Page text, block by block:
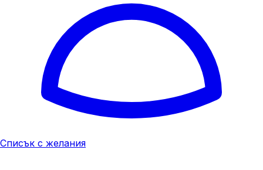
Списък с желания